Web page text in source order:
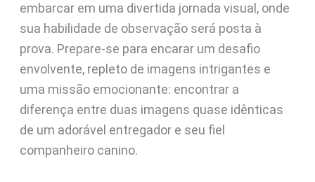
embarcar em uma divertida jornada visual, onde
sua habilidade de observação será posta à
prova. Prepare-se para encarar um desafio
envolvente, repleto de imagens intrigantes e
uma missão emocionante: encontrar a
diferença entre duas imagens quase idênticas
de um adorável entregador e seu fiel
companheiro canino.